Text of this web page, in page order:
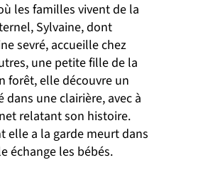
les familles vivent de la
Sylvaine, dont
sevré, accueille chez
une petite fille de la
forêt, elle découvre un
dans une clairière, avec à
relatant son histoire.
elle a la garde meurt dans
échange les bébés.